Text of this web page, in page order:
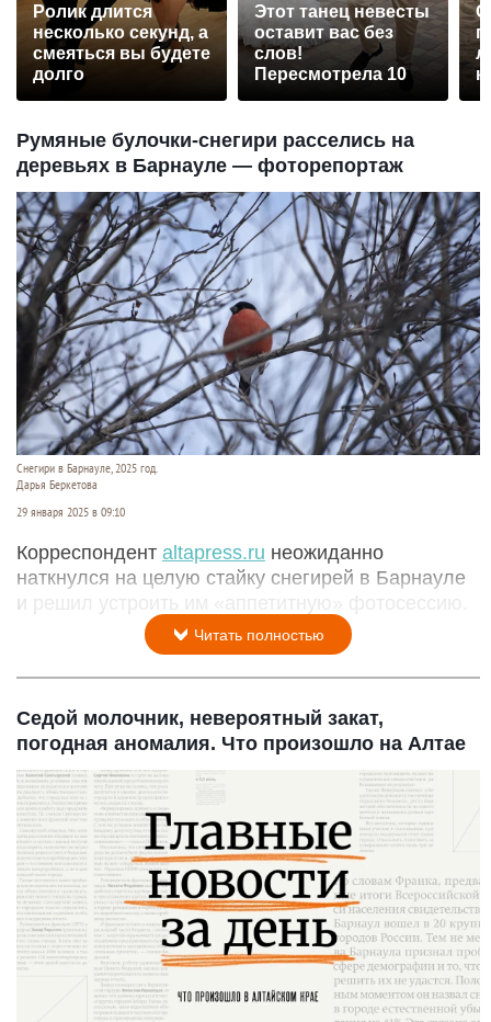
Ролик длится
несколько секунд, а
смеяться вы будете
долго
Этот танец невесты
оставит вас без
слов!
Пересмотрела 10
Румяные булочки-снегири расселись на
деревьях в Барнауле — фоторепортаж
Снегири в Барнауле, 2025 год.
Дарья Беркетова
29 января 2025 в 09:10
Корреспондент altapress.ru неожиданно
наткнулся на целую стайку снегирей в Барнауле
и решил устроить им «аппетитную» фотосессию.
Читать полностью
Седой молочник, невероятный закат,
погодная аномалия. Что произошло на Алтае